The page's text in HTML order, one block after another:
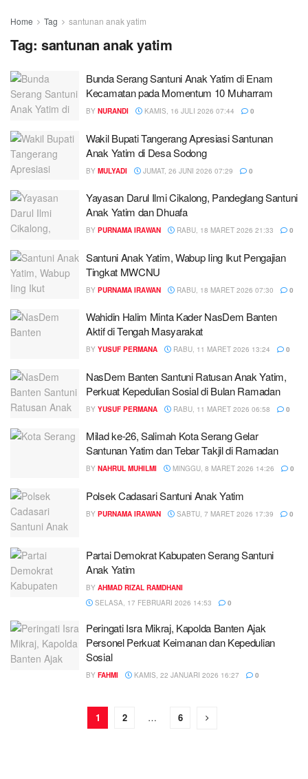
Home Tag santunan anak yatim
Tag: santunan anak yatim
Bunda Serang Santuni Anak Yatim di Enam
Kecamatan pada Momentum 10 Muharram
BY NURANDI KAMIS, 16 JULI 2026 07:44 0
Wakil Bupati Tangerang Apresiasi Santunan
Anak Yatim di Desa Sodong
BY MULYADI JUMAT, 26 JUNI 2026 07:29 0
Yayasan Darul Ilmi Cikalong, Pandeglang Santuni
Anak Yatim dan Dhuafa
BY PURNAMA IRAWAN RABU, 18 MARET 2026 21:33 0
Santuni Anak Yatim, Wabup Iing Ikut Pengajian
Tingkat MWCNU
BY PURNAMA IRAWAN RABU, 18 MARET 2026 07:30 0
Wahidin Halim Minta Kader NasDem Banten
Aktif di Tengah Masyarakat
BY YUSUF PERMANA RABU, 11 MARET 2026 13:24 0
NasDem Banten Santuni Ratusan Anak Yatim,
Perkuat Kepedulian Sosial di Bulan Ramadan
BY YUSUF PERMANA RABU, 11 MARET 2026 06:58 0
Milad ke-26, Salimah Kota Serang Gelar
Santunan Yatim dan Tebar Takjil di Ramadan
BY NAHRUL MUHILMI MINGGU, 8 MARET 2026 14:26 0
Polsek Cadasari Santuni Anak Yatim
BY PURNAMA IRAWAN SABTU, 7 MARET 2026 17:39 0
Partai Demokrat Kabupaten Serang Santuni
Anak Yatim
BY AHMAD RIZAL RAMDHANI
SELASA, 17 FEBRUARI 2026 14:53
0
Peringati Isra Mikraj, Kapolda Banten Ajak
Personel Perkuat Keimanan dan Kepedulian
Sosial
BY FAHMI KAMIS, 22 JANUARI 2026 16:27 0
1 2 … 6